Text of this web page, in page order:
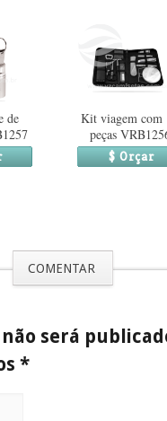
de
Kit viagem com
peças
$ Orçar
COMENTAR
será
*